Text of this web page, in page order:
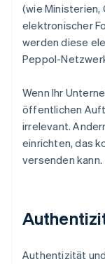
(wie Ministerien,
elektronischer
werden diese
Peppol-
Wenn Ihr
öffentlichen
irrelevant.
einrichten, das
versenden kann.
Authentizität